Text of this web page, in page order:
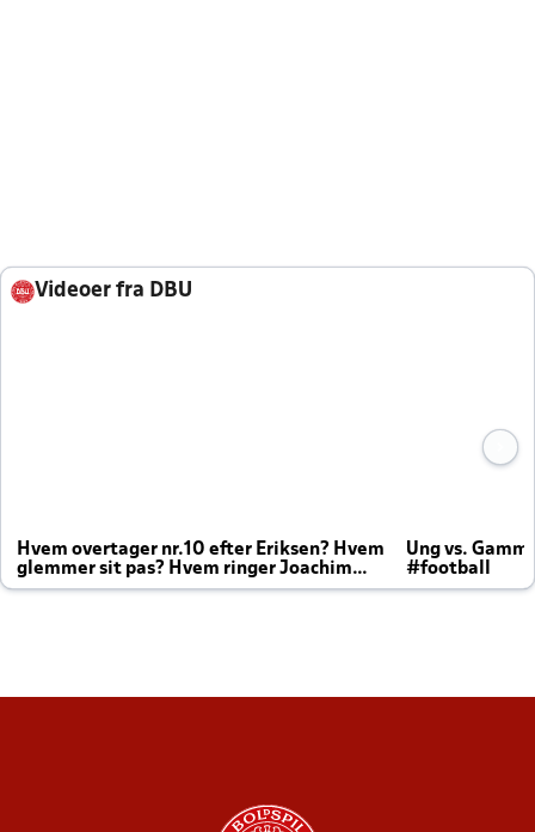
Videoer fra DBU
Hvem overtager nr.10 efter Eriksen? Hvem
glemmer sit pas? Hvem ringer Joachim
altid til efter kampe?
Ung vs.
#football